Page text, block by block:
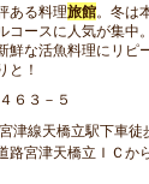
ある料理旅館。冬は
コースに人気が集中
鮮な活魚料理にリピ
と！
６３－５
津線天橋立駅下車徒
路宮津天橋立ＩＣか